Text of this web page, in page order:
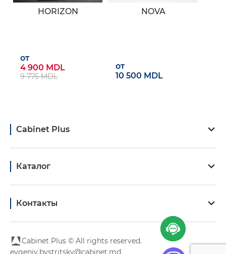
HORIZON
от
4 900 MDL
9 775 MDL
NOVA
от
10 500 MDL
Cabinet Plus
Каталог
Контакты
Cabinet Plus © All rights reserved.
evgeniy.bystritsky@cabinet.md